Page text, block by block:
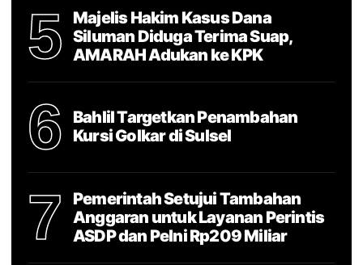
5
Majelis Hakim Kasus Dana
Siluman Diduga Terima Suap,
AMARAH Adukan ke KPK
6
Bahlil Targetkan Penambahan
Kursi Golkar di Sulsel
7
Pemerintah Setujui Tambahan
Anggaran untuk Layanan Perintis
ASDP dan Pelni Rp209 Miliar